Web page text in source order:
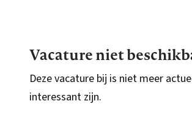
Vacature niet
Deze vacature bij is niet meer
interessant zijn.